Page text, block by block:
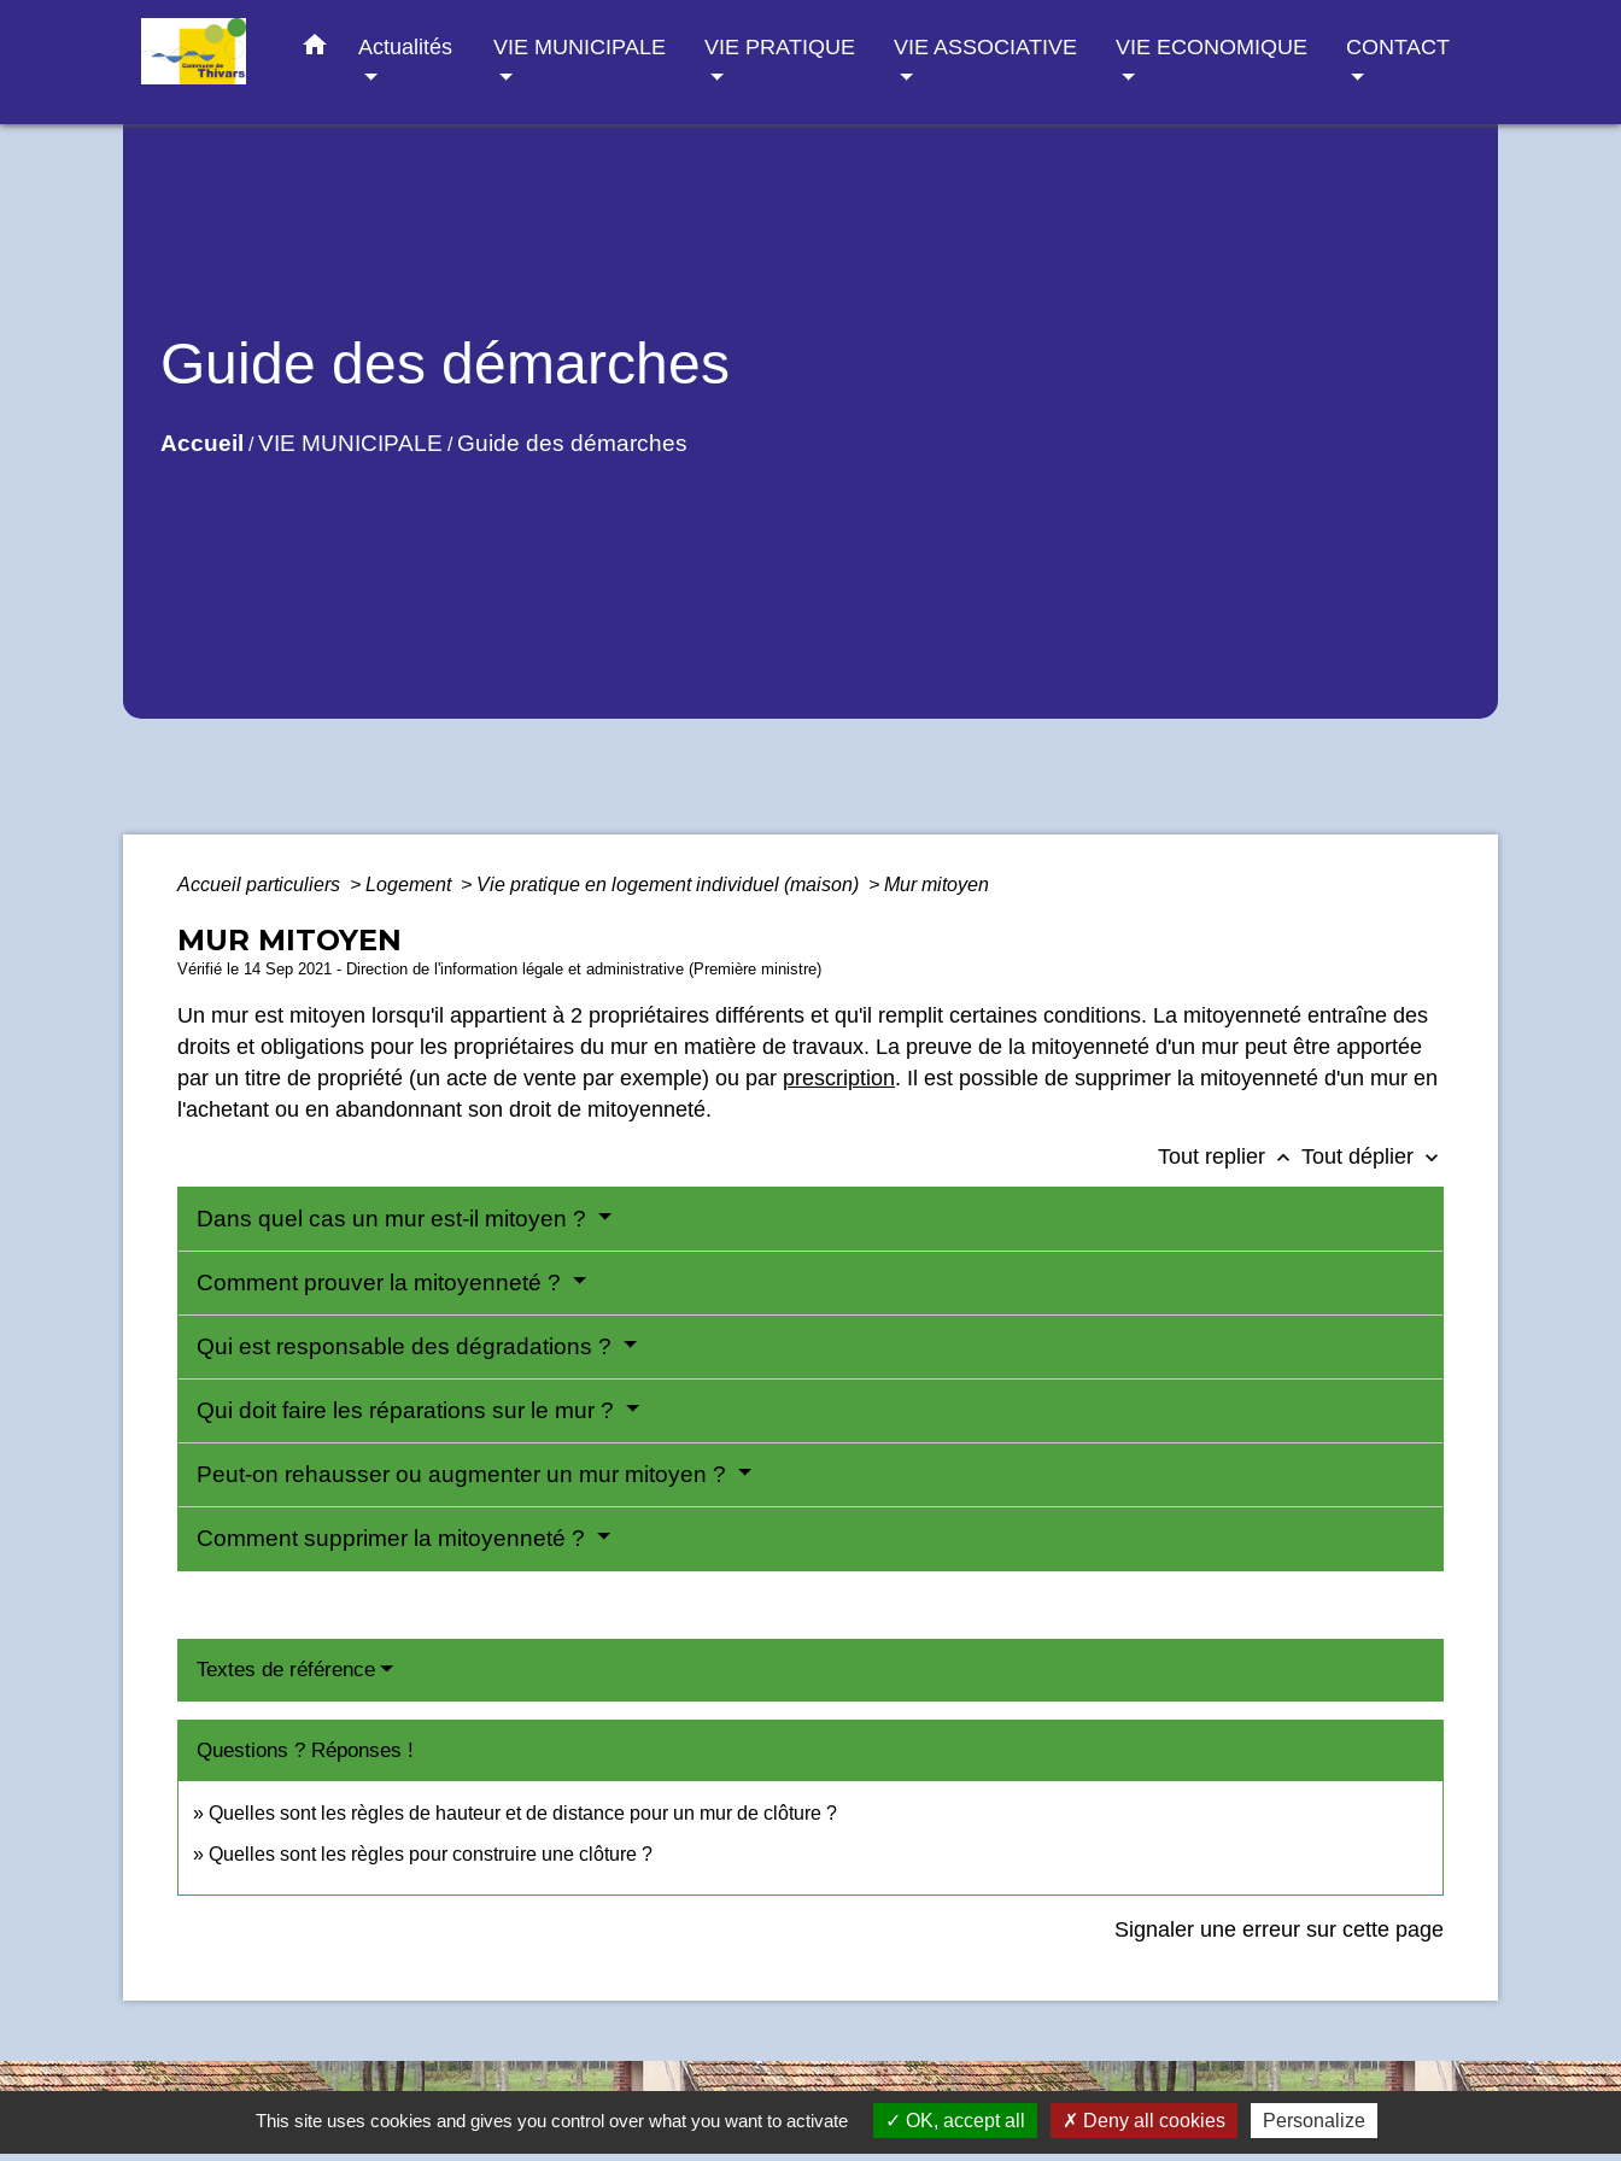
home Actualités VIE MUNICIPALE VIE PRATIQUE VIE ASSOCIATIVE VIE ECONOMIQUE CONTACT
Guide des démarches
Accueil /VIE MUNICIPALE / Guide des démarches
Accueil particuliers > Logement > Vie pratique en logement individuel (maison) > Mur mitoyen
MUR MITOYEN
Vérifié le 14 Sep 2021 - Direction de l'information légale et administrative (Première ministre)
Un mur est mitoyen lorsqu'il appartient à 2 propriétaires différents et qu'il remplit certaines conditions. La mitoyenneté entraîne des
droits et obligations pour les propriétaires du mur en matière de travaux. La preuve de la mitoyenneté d'un mur peut être apportée
par un titre de propriété (un acte de vente par exemple) ou par prescription. Il est possible de supprimer la mitoyenneté d'un mur en
l'achetant ou en abandonnant son droit de mitoyenneté.
Tout replier keyboard_arrow_up Tout déplier keyboard_arrow_down
Dans quel cas un mur est-il mitoyen ?
Comment prouver la mitoyenneté ?
Qui est responsable des dégradations ?
Qui doit faire les réparations sur le mur ?
Peut-on rehausser ou augmenter un mur mitoyen ?
Comment supprimer la mitoyenneté ?
Textes de référence
Questions ? Réponses !
Quelles sont les règles de hauteur et de distance pour un mur de clôture ?
Quelles sont les règles pour construire une clôture ?
Signaler une erreur sur cette page
This site uses cookies and gives you control over what you want to activate OK, accept all Deny all cookies Personalize